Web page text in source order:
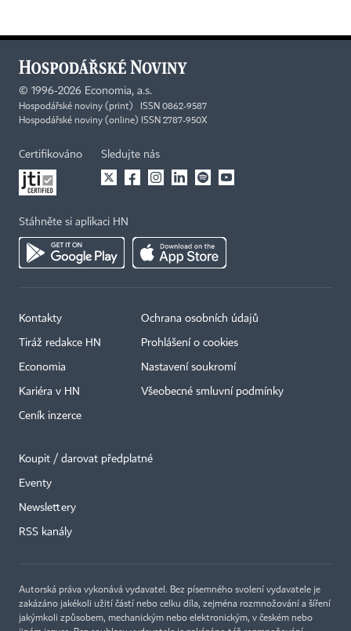
© 1996-2026 Economia, a.s.
Hospodářské noviny (print) ISSN 0862-9587
Hospodářské noviny (online) ISSN 2787-950X
Certifikováno Sledujte nás
Stáhněte si aplikaci HN
Kontakty
Tiráž redakce HN
Economia
Kariéra v HN
Ceník inzerce
Ochrana osobních údajů
Prohlášení o cookies
Nastavení soukromí
Všeobecné smluvní podmínky
Koupit / darovat předplatné
Eventy
Newslettery
RSS kanály
Autorská práva vykonává vydavatel. Bez písemného svolení vydavatele je
zakázáno jakékoli užití částí nebo celku díla, zejména rozmnožování a šíření
jakýmkoli způsobem, mechanickým nebo elektronickým, v českém nebo